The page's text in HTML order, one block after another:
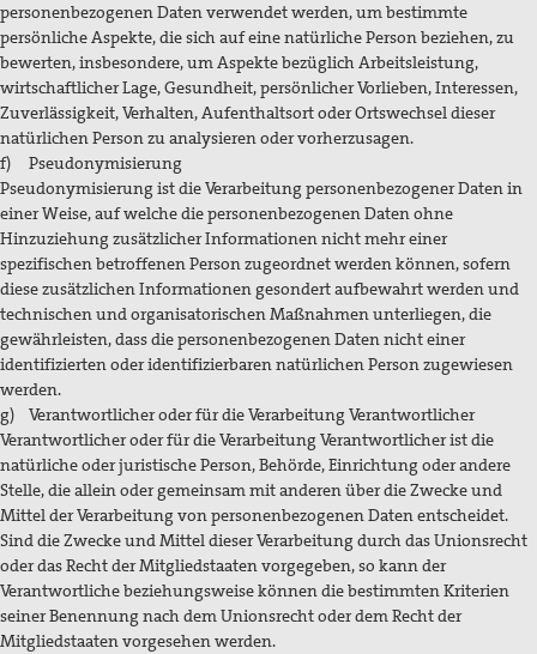
personenbezogenen Daten verwendet werden, um bestimmte
persönliche Aspekte, die sich auf eine natürliche Person beziehen, zu
bewerten, insbesondere, um Aspekte bezüglich Arbeitsleistung,
wirtschaftlicher Lage, Gesundheit, persönlicher Vorlieben, Interessen,
Zuverlässigkeit, Verhalten, Aufenthaltsort oder Ortswechsel dieser
natürlichen Person zu analysieren oder vorherzusagen.
f) Pseudonymisierung
Pseudonymisierung ist die Verarbeitung personenbezogener Daten in
einer Weise, auf welche die personenbezogenen Daten ohne
Hinzuziehung zusätzlicher Informationen nicht mehr einer
spezifischen betroffenen Person zugeordnet werden können, sofern
diese zusätzlichen Informationen gesondert aufbewahrt werden und
technischen und organisatorischen Maßnahmen unterliegen, die
gewährleisten, dass die personenbezogenen Daten nicht einer
identifizierten oder identifizierbaren natürlichen Person zugewiesen
werden.
g) Verantwortlicher oder für die Verarbeitung Verantwortlicher
Verantwortlicher oder für die Verarbeitung Verantwortlicher ist die
natürliche oder juristische Person, Behörde, Einrichtung oder andere
Stelle, die allein oder gemeinsam mit anderen über die Zwecke und
Mittel der Verarbeitung von personenbezogenen Daten entscheidet.
Sind die Zwecke und Mittel dieser Verarbeitung durch das Unionsrecht
oder das Recht der Mitgliedstaaten vorgegeben, so kann der
Verantwortliche beziehungsweise können die bestimmten Kriterien
seiner Benennung nach dem Unionsrecht oder dem Recht der
Mitgliedstaaten vorgesehen werden.